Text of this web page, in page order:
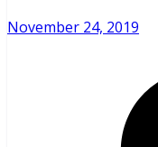
November 24, 2019